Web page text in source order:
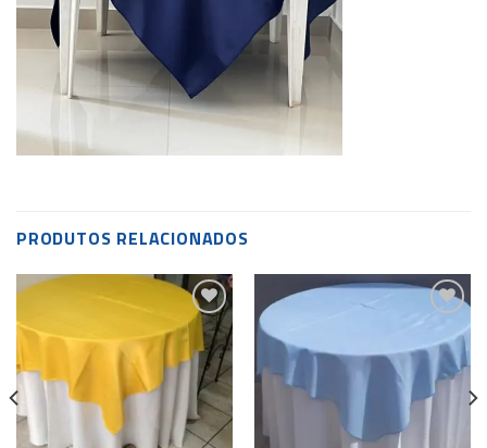
PRODUTOS RELACIONADOS
Add to
wishlist
wishlist